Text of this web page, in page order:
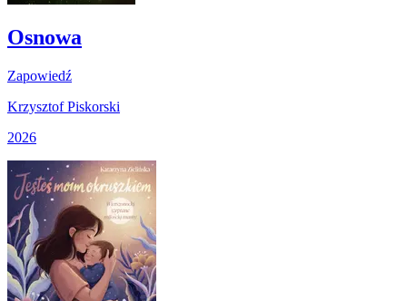
Osnowa
Zapowiedź
Krzysztof Piskorski
2026